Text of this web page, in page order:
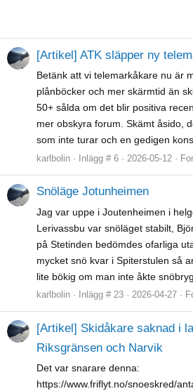
[Artikel] ATK släpper ny
Betänk att vi telemarkåkare nu är
plånböcker och mer skärmtid än
50+ sålda om det blir positiva
mer obskyra forum. Skämt åsido,
som inte turar och en gedigen
karlbolin Inlägg # 6 2026-05-12
Snöläge Jotunheimen
Jag var uppe i Joutenheimen i
Lerivassbu var snöläget stabilt,
på Stetinden bedömdes ofarliga
mycket snö kvar i Spiterstulen så
lite bökig om man inte åkte
karlbolin Inlägg # 23 2026-04-27
[Artikel] Skidåkare saknad i
Riksgränsen och Narvik
Det var snarare denna:
https://www.friflyt.no/snoeskred/